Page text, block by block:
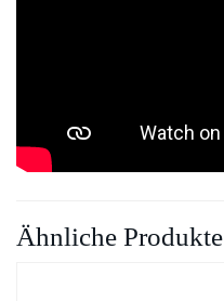
Ähnliche Produkte